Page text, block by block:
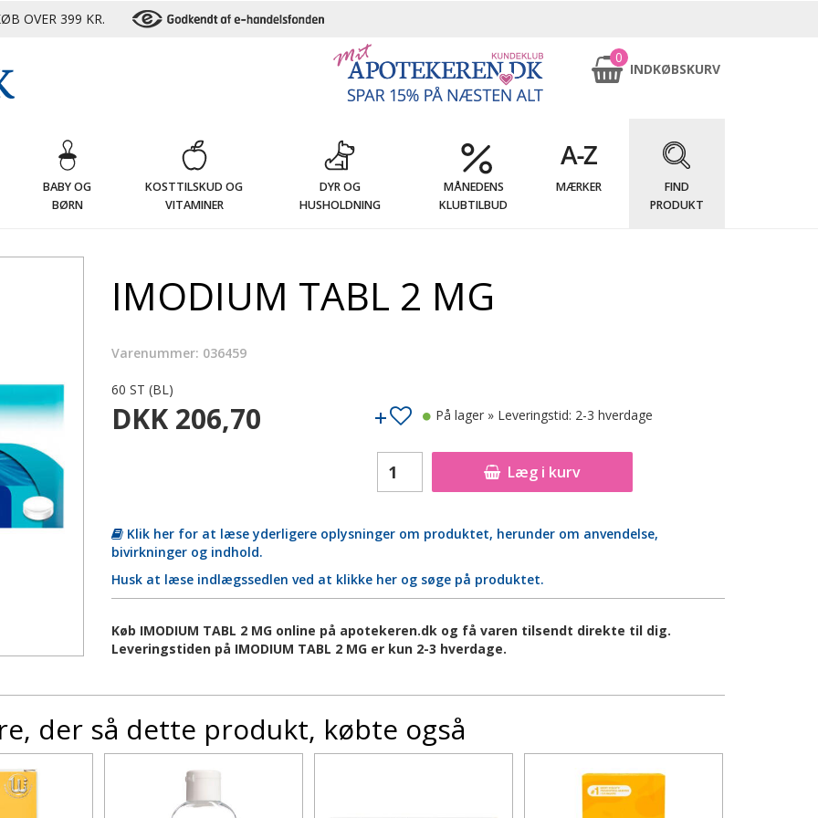
OVER 399 KR.
0
INDKØBSKURV
BABY OG
BØRN
KOSTTILSKUD OG
VITAMINER
DYR OG
HUSHOLDNING
MÅNEDENS
KLUBTILBUD
MÆRKER
FIND
PRODUKT
IMODIUM TABL 2 MG
Varenummer: 036459
60 ST (BL)
DKK 206,70
Læg i kurv
På lager » Leveringstid: 2-3 hverdage
Klik her for at læse yderligere oplysninger om produktet, herunder om anvendelse,
bivirkninger og indhold.
Husk at læse indlægssedlen ved at klikke her og søge på produktet.
Køb IMODIUM TABL 2 MG online på apotekeren.dk og få varen tilsendt direkte til dig.
Leveringstiden på IMODIUM TABL 2 MG er kun 2-3 hverdage.
der så dette produkt, købte også